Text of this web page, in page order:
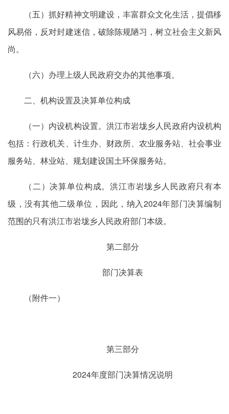
（五）抓好精神文明建设，丰富群众文化生活，提倡移
风易俗，反对封建迷信，破除陈规陋习，树立社会主义新风
尚。
（六）办理上级人民政府交办的其他事项。
二、机构设置及决算单位构成
（一）内设机构设置。洪江市岩垅乡人民政府内设机构
包括：行政机关、计生办、财政所、农业服务站、社会事业
服务站、林业站、规划建设国土环保服务站。
（二）决算单位构成。洪江市岩垅乡人民政府只有本
级，没有其他二级单位，因此，纳入2024年部门决算编制
范围的只有洪江市岩垅乡人民政府部门本级。
第二部分
部门决算表
（附件一）
第三部分
2024年度部门决算情况说明